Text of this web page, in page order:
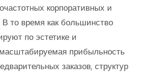
корпоративных и
В то время как большинство
по эстетике и
прибыльность
заказов, структур